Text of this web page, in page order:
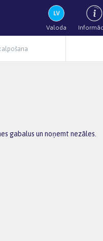
Valoda
gabalus un noņemt nezāles.